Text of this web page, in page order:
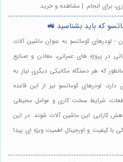
برای انجام. | مشاهده و خرید
- لودرهای کوماتسو به عنوان ماشین آلات
در پروژه های عمرانی، معادن و صنایع
که هر دستگاه مکانیکی دیگری نیاز به
لودرهای کوماتسو نیز از این قاعده
شرایط سخت کاری و عوامل محیطی
کارایی این ماشین آلات شوند. در این
با کیفیت و اورجینال اهمیت ویژه ای پیدا